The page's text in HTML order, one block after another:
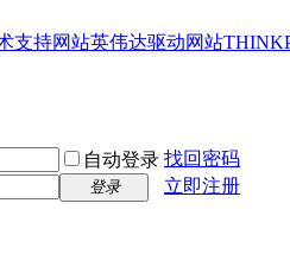
支持网站英伟达驱动网站
自动登录 找回密码
登录
立即注册